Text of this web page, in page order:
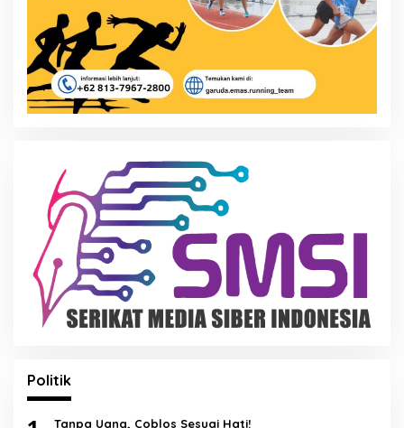
Politik
Tanpa Uang, Coblos Sesuai Hati!